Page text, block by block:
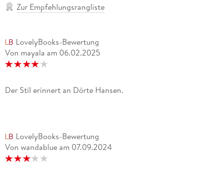
Zur Empfehlungsrangliste
LovelyBooks-Bewertung
Von mayala am 06.02.2025
Der Stil erinnert an Dörte Hansen.
LovelyBooks-Bewertung
Von wandablue am 07.09.2024